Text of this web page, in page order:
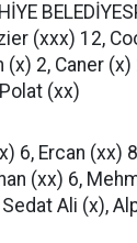
(xxx) 12,
2, Caner (x)
(xx)
6, Ercan (xx)
(xx) 6,
Ali (x),